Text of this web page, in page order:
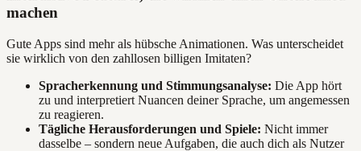
machen
Gute Apps sind mehr als hübsche Animationen. Was unterscheidet
sie wirklich von den zahllosen billigen Imitaten?
Spracherkennung und Stimmungsanalyse: Die App hört
zu und interpretiert Nuancen deiner Sprache, um angemessen
zu reagieren.
Tägliche Herausforderungen und Spiele: Nicht immer
dasselbe – sondern neue Aufgaben, die auch dich als Nutzer